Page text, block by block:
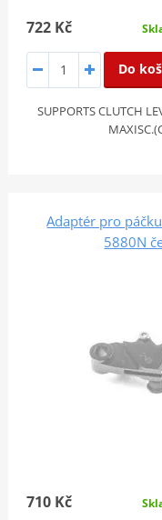
722 Kč
Do
SUPPORTS CLUTCH
Adaptér pro
5880N
710 Kč